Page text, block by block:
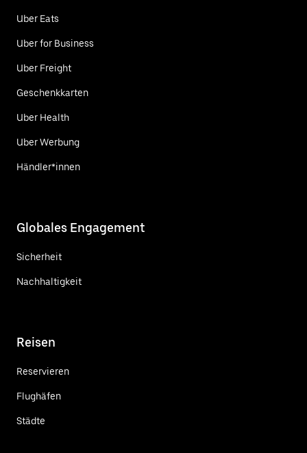
Uber Eats
Uber for Business
Uber Freight
Geschenkkarten
Uber Health
Uber Werbung
Händler*innen
Globales Engagement
Sicherheit
Nachhaltigkeit
Reisen
Reservieren
Flughäfen
Städte